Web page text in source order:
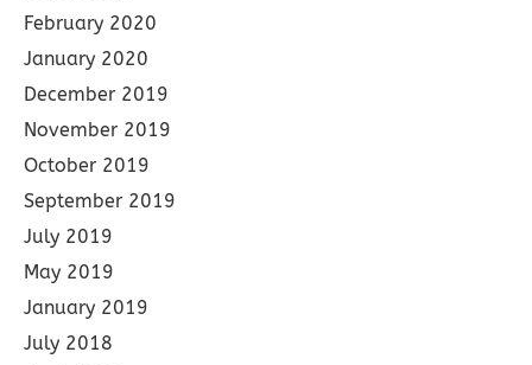
February 2020
January 2020
December 2019
November 2019
October 2019
September 2019
July 2019
May 2019
January 2019
July 2018